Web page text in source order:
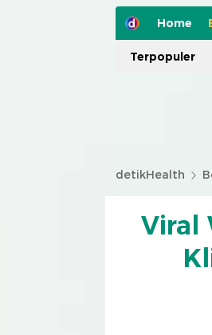
Home
Terpopuler
detikHealth
Viral